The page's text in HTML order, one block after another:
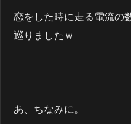
恋をした時に走る電流の
巡りましたｗ
あ、ちなみに。